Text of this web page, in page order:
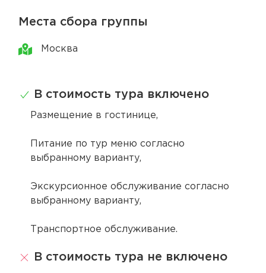
Места сбора группы
Москва
В стоимость тура включено
Размещение в гостинице,
Питание по тур меню согласно
выбранному варианту,
Экскурсионное обслуживание согласно
выбранному варианту,
Транспортное обслуживание.
В стоимость тура не включено